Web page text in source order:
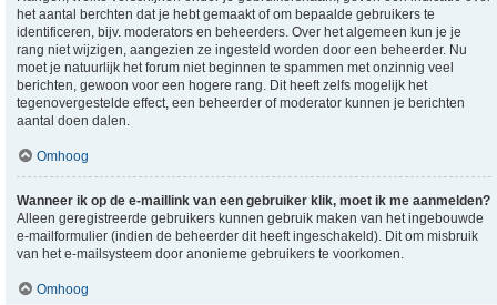
het aantal berchten dat je hebt gemaakt of om bepaalde gebruikers te
identificeren, bijv. moderators en beheerders. Over het algemeen kun je je
rang niet wijzigen, aangezien ze ingesteld worden door een beheerder. Nu
moet je natuurlijk het forum niet beginnen te spammen met onzinnig veel
berichten, gewoon voor een hogere rang. Dit heeft zelfs mogelijk het
tegenovergestelde effect, een beheerder of moderator kunnen je berichten
aantal doen dalen.
Omhoog
Wanneer ik op de e-maillink van een gebruiker klik, moet ik me aanmelden?
Alleen geregistreerde gebruikers kunnen gebruik maken van het ingebouwde
e-mailformulier (indien de beheerder dit heeft ingeschakeld). Dit om misbruik
van het e-mailsysteem door anonieme gebruikers te voorkomen.
Omhoog